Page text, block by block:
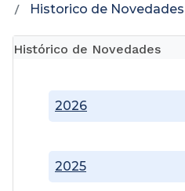
Historico de Novedades
Histórico de Novedades
2025
2026